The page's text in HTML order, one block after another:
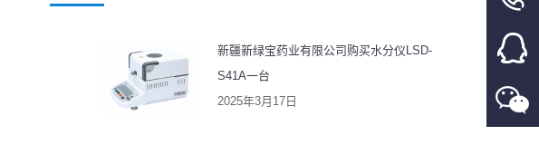
新疆新绿宝药业有限公司购买水分仪LSD-
S41A一台
2025年3月17日